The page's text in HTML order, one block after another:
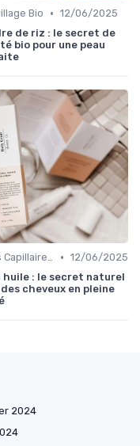
Bio • 12/06/2025
de riz : le secret de
bio pour une peau
Soins Capillaires Bio • 12/06/2025
huile : le secret naturel
cheveux en pleine
2024